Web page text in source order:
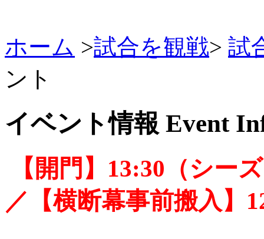
ホーム >試合を観戦> 試
ント
イベント情報 Event
【開門】13:30（シー
／【横断幕事前搬入】